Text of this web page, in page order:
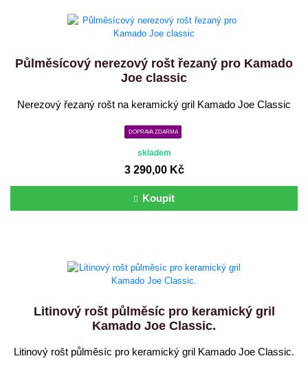
Půlměsícový nerezový rošt řezaný pro Kamado
Joe classic
Nerezový řezaný rošt na keramický gril Kamado Joe Classic
DOPRAVA ZDARMA
skladem
3 290,00 Kč
Koupit
Litinový rošt půlměsíc pro keramický gril
Kamado Joe Classic.
Litinový rošt půlměsíc pro keramický gril Kamado Joe Classic.